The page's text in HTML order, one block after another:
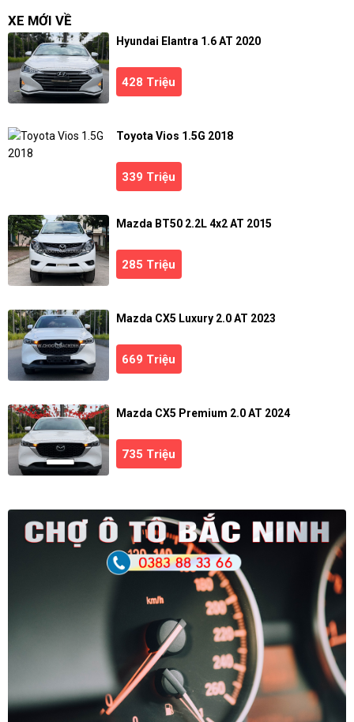
XE MỚI VỀ
Hyundai Elantra 1.6 AT 2020
428 Triệu
Toyota Vios 1.5G 2018
339 Triệu
Mazda BT50 2.2L 4x2 AT 2015
285 Triệu
Mazda CX5 Luxury 2.0 AT 2023
669 Triệu
Mazda CX5 Premium 2.0 AT 2024
735 Triệu